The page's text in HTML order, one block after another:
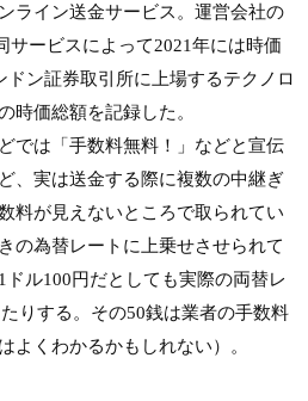
ライン送金サービス。運営会社の
サービスによって2021年には時価
ン証券取引所に上場するテクノロ
時価総額を記録した。
では「手数料無料！」などと宣伝
、実は送金する際に複数の中継ぎ
料が見えないところで取られてい
の為替レートに上乗せさせられて
ル100円だとしても実際の両替レ
りする。その50銭は業者の手数料
よくわかるかもしれない）。